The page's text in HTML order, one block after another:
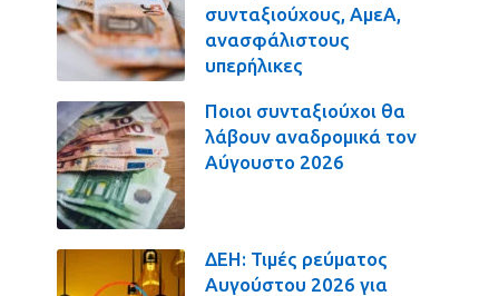
συνταξιούχους, ΑμεΑ,
ανασφάλιστους
υπερήλικες
Ποιοι συνταξιούχοι θα
λάβουν αναδρομικά τον
Αύγουστο 2026
ΔΕΗ: Τιμές ρεύματος
Αυγούστου 2026 για